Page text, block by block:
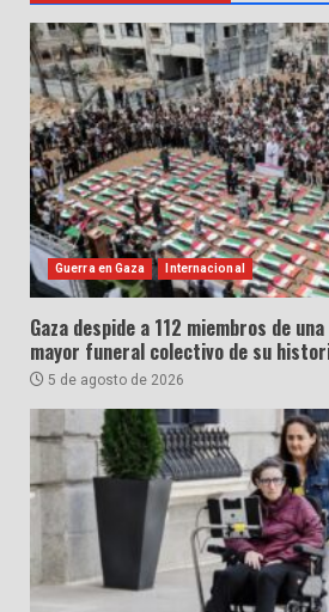
Guerra en Gaza Internacional
Gaza despide a 112 miembros de
mayor funeral colectivo de su
5 de agosto de 2026